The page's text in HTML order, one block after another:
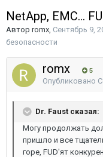
NetApp, EMC...
Автор romx, Сентябрь 9,
безопасности
romx 5
Опубликовано
Dr. Faust сказал:
Могу продолжать
пришло и все
горе, FUD'ят